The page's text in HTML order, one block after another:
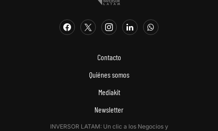
Contacto
Quiénes somos
Mediakit
Newsletter
INVERSOR LATAM: Un clic a los Negocios y